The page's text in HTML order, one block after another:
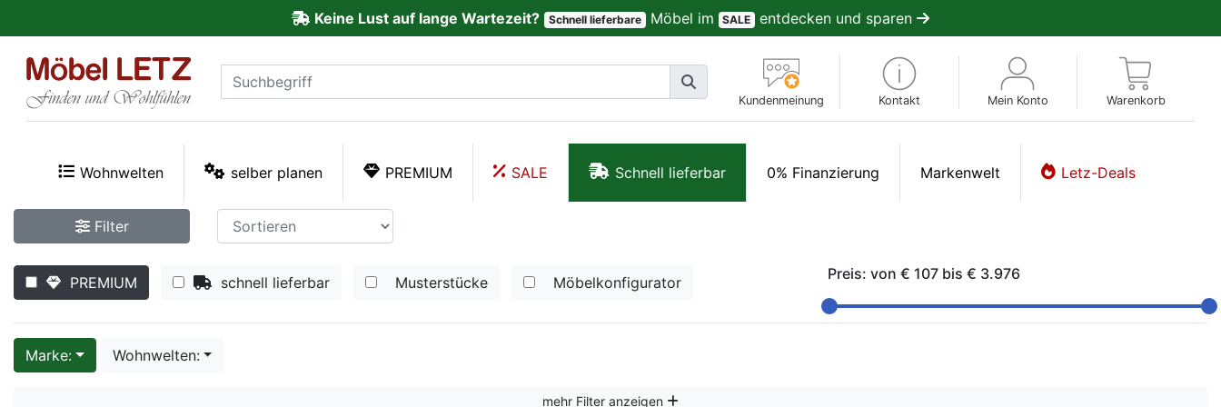
Keine Lust auf lange Wartezeit? Schnell lieferbare Möbel im SALE entdecken und sparen
Kundenmeinung Kontakt Mein Konto Warenkorb
Wohnwelten selber planen PREMIUM SALE Schnell lieferbar 0% Finanzierung Markenwelt Letz-Deals
Filter
PREMIUM schnell lieferbar Musterstücke Möbelkonfigurator Preis: von € 107 bis € 3.976
Marke: Wohnwelten:
mehr Filter anzeigen
Kundenmeinungen
PREMIUM
Schnell
lieferbar
SALE
Polsterplaner